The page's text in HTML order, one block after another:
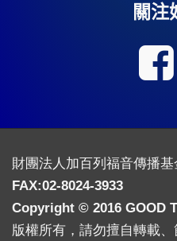
關注
財團法人加百列福音傳播
FAX:02-8024-3933
Copyright © 2016 GOOD
版權所有，請勿擅自轉載